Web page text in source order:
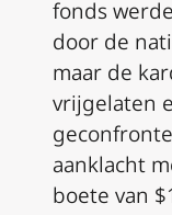
fonds
door de
maar de
vrijgelaten
aanklacht
boete van